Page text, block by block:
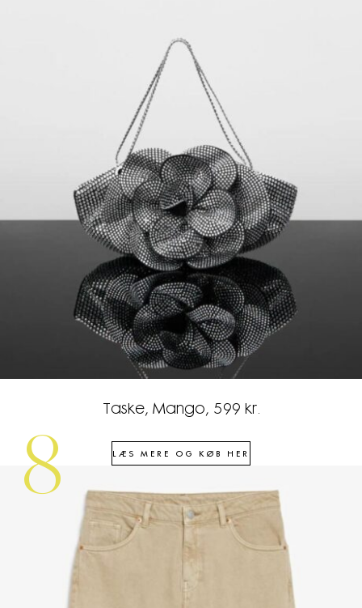
Taske, Mango, 599 kr.
LÆS MERE OG KØB HER
8